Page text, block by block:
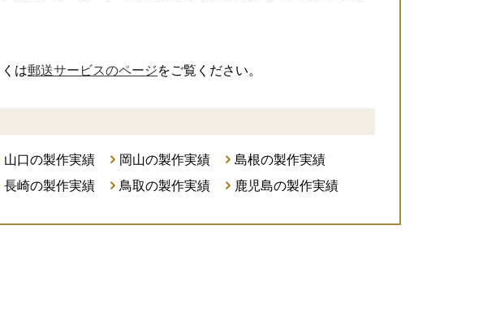
は郵送サービスのページをご覧ください。
山口の製作実績 岡山の製作実績
島根の製作実績
長崎の製作実績 鳥取の製作実績 鹿児島の製作実績